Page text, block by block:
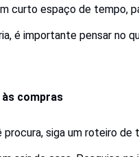
curto espaço de tempo,
é importante pensar no
compras
siga um roteiro de